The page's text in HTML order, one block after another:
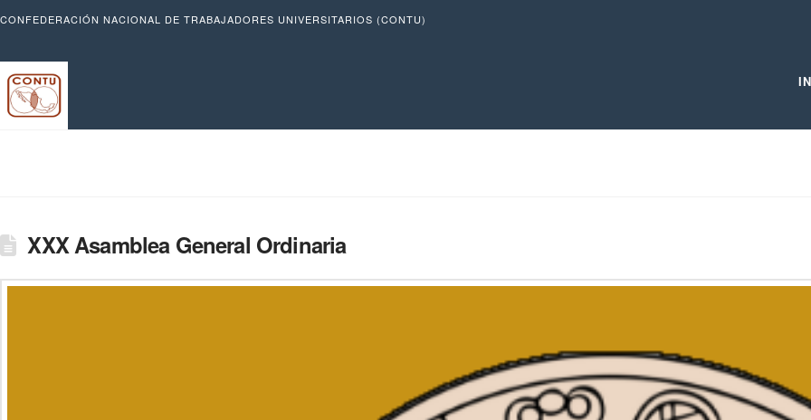
CONFEDERACIÓN NACIONAL DE TRABAJADORES UNIVERSITARIOS (CONTU)
XXX Asamblea General Ordinaria